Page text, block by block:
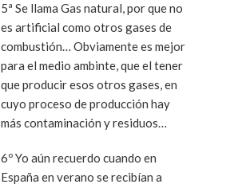
5ª Se llama Gas natural, por que no
es artificial como otros gases de
combustión… Obviamente es mejor
para el medio ambinte, que el tener
que producir esos otros gases, en
cuyo proceso de producción hay
más contaminación y residuos…
6º Yo aún recuerdo cuando en
España en verano se recibían a